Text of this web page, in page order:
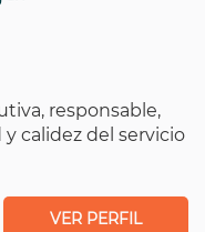
responsable,
calidez del servicio
VER PERFIL